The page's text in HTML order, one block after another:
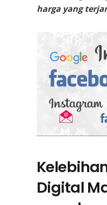
harga yang
Digital